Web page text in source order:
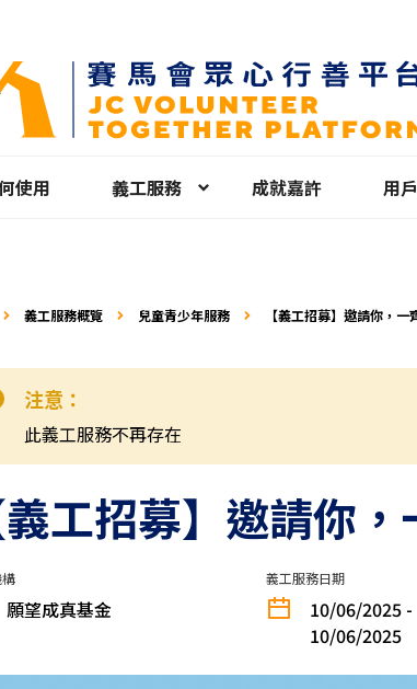
使用 義工服務 成就嘉許 用
義工服務概覽 兒童青少年服務 【義工招募】邀請你，
注意：
此義工服務不再存在
義工招募】邀請你
願望成真基金
義工服務日期
10/06/2025 -
10/06/2025